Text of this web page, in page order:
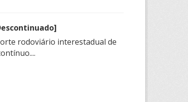
rodoviário interestadual de